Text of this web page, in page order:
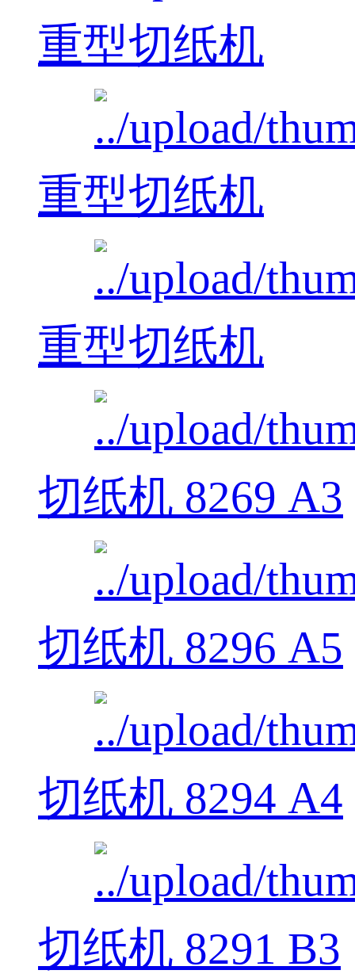
重型切纸机
重型切纸机
重型切纸机
切纸机 8269 A3
切纸机 8296 A5
切纸机 8294 A4
切纸机 8291 B3